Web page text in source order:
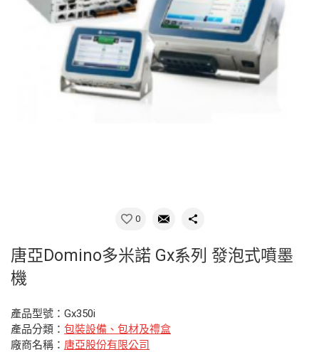
0
唐亞Domino多米諾 Gx系列 發泡式噴墨
機
產品型號：Gx350i
產品分類： 包裝設備、包材及禮盒
廠商名稱： 唐亞股份有限公司